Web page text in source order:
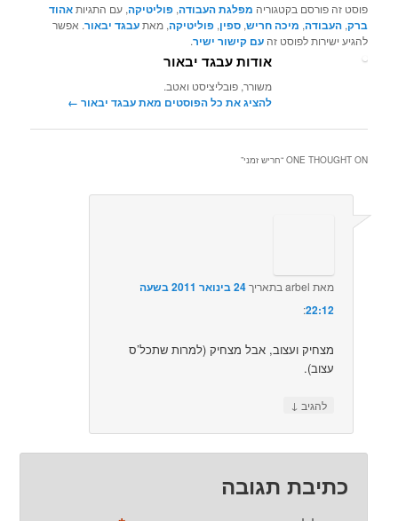
פוסט זה פורסם בקטגוריה מפלגת העבודה,פוליטיקה, עם התגיותאהוד
ברק,העבודה, מיכה חריש,ספין,פוליטיקה, מאתעבגד יבאור. אפשר
להגיע ישירות לפוסט זהעם קישור ישיר.
אודות עבגד יבאור
משורר, פובליציסט ואטב.
להציג את כל הפוסטים מאת עבגד יבאור‏ ←
ONE THOUGHT ON “ חריש זמני”
מאת arbel בתאריך
24 בינואר 2011 בשעה
22:12
:‏
מצחיק ועצוב, אבל מצחיק (למרות שתכל’ס
עצוב).
להגיב ↓
כתיבת תגובה